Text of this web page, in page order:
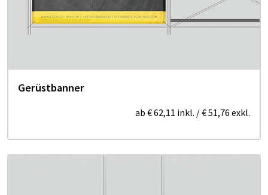
Gerüstbanner
ab € 62,11 inkl. /€ 51,76 exkl.